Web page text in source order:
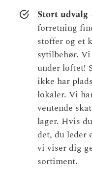
Stort udvalg
forretning
stoffer og et
sytilbehør.
under loftet!
ikke har
lokaler. Vi
ventende
lager. Hvis
det, du leder
vi viser dig
sortiment.